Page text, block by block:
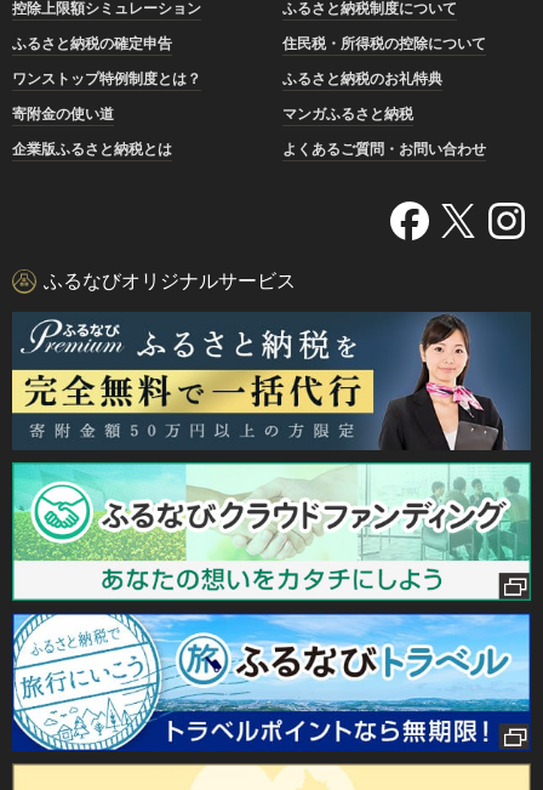
控除上限額シミュレーション
ふるさと納税制度について
ふるさと納税の確定申告
住民税・所得税の控除について
ワンストップ特例制度とは？
ふるさと納税のお礼特典
寄附金の使い道
マンガふるさと納税
企業版ふるさと納税とは
よくあるご質問・お問い合わせ
ふるなびオリジナルサービス